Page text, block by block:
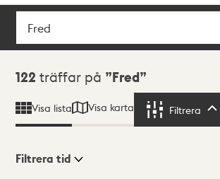
Sök
Sökresultat
122 träffar på Fred
Visa lista Visa karta Filtrera
Filtrera tid